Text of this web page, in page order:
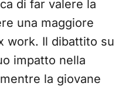
di far valere la
una maggiore
work. Il dibattito su
impatto nella
la giovane